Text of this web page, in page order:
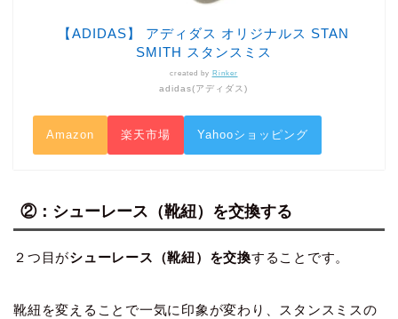
【ADIDAS】 アディダス オリジナルス STAN
SMITH スタンスミス
created by Rinker
adidas(アディダス)
Amazon 楽天市場 Yahooショッピング
②：シューレース（靴紐）を交換する
２つ目がシューレース（靴紐）を交換することです。
靴紐を変えることで一気に印象が変わり、スタンスミスの